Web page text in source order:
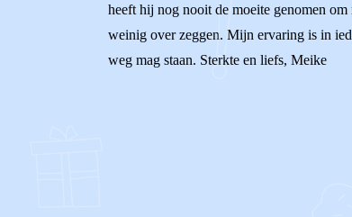
heeft hij nog nooit de moeite genomen
weinig over zeggen. Mijn ervaring is in
weg mag staan. Sterkte en liefs, Meike